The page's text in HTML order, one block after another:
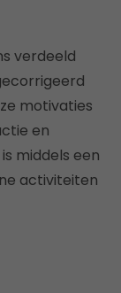
verdeeld
motivaties
en
middels een
activiteiten